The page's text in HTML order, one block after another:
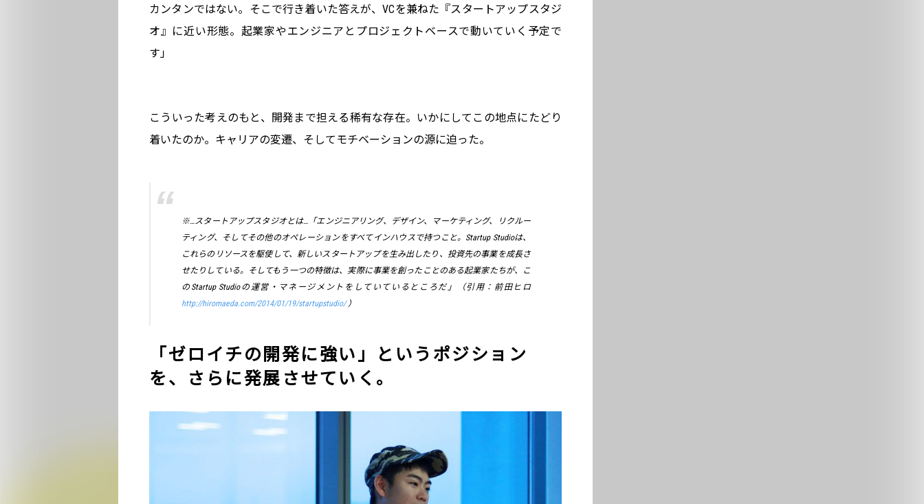
カンタンではない。そこで行き着いた答えが、VCを兼ねた『スタートアップスタジ
オ』に近い形態。起業家やエンジニアとプロジェクトベースで動いていく予定で
す」
こういった考えのもと、開発まで担える稀有な存在。いかにしてこの地点にたどり
着いたのか。キャリアの変遷、そしてモチベーションの源に迫った。
※…スタートアップスタジオとは…「エンジニアリング、デザイン、マーケティング、リクルー
ティング、そしてその他のオペレーションをすべてインハウスで持つこと。Startup Studioは、
これらのリソースを駆使して、新しいスタートアップを生み出したり、投資先の事業を成長さ
せたりしている。そしてもう一つの特徴は、実際に事業を創ったことのある起業家たちが、こ
のStartup Studioの運営・マネージメントをしていているところだ」（引用：前田ヒロ
http://hiromaeda.com/2014/01/19/startupstudio/）
「ゼロイチの開発に強い」というポジション
を、さらに発展させていく。